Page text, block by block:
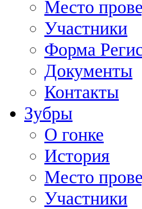
Место
Участники
Форма
Документы
Контакты
Зубры
О гонке
История
Место
Участники